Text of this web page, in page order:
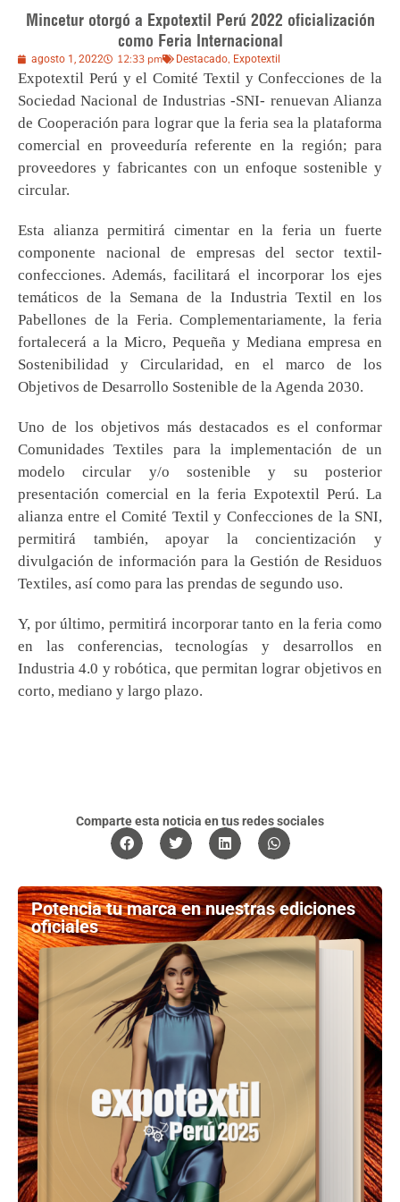
Mincetur otorgó a Expotextil Perú 2022 oficialización
como Feria Internacional
agosto 1, 2022 12:33 pm Destacado, Expotextil
Expotextil Perú y el Comité Textil y Confecciones de la
Sociedad Nacional de Industrias -SNI- renuevan Alianza
de Cooperación para lograr que la feria sea la plataforma
comercial en proveeduría referente en la región; para
proveedores y fabricantes con un enfoque sostenible y
circular.
Esta alianza permitirá cimentar en la feria un fuerte
componente nacional de empresas del sector textil-
confecciones. Además, facilitará el incorporar los ejes
temáticos de la Semana de la Industria Textil en los
Pabellones de la Feria. Complementariamente, la feria
fortalecerá a la Micro, Pequeña y Mediana empresa en
Sostenibilidad y Circularidad, en el marco de los
Objetivos de Desarrollo Sostenible de la Agenda 2030.
Uno de los objetivos más destacados es el conformar
Comunidades Textiles para la implementación de un
modelo circular y/o sostenible y su posterior
presentación comercial en la feria Expotextil Perú. La
alianza entre el Comité Textil y Confecciones de la SNI,
permitirá también, apoyar la concientización y
divulgación de información para la Gestión de Residuos
Textiles, así como para las prendas de segundo uso.
Y, por último, permitirá incorporar tanto en la feria como
en las conferencias, tecnologías y desarrollos en
Industria 4.0 y robótica, que permitan lograr objetivos en
corto, mediano y largo plazo.
Comparte esta noticia en tus redes sociales
Potencia tu marca en nuestras ediciones
oficiales